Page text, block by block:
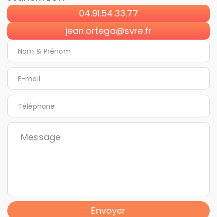
04.91.54.33.77
jean.ortega@svre.fr
Envoyer